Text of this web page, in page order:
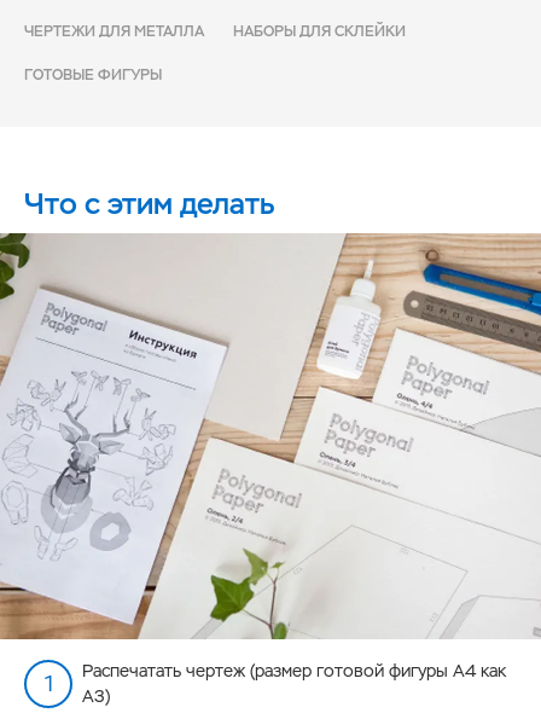
ЧЕРТЕЖИ ДЛЯ МЕТАЛЛА НАБОРЫ ДЛЯ СКЛЕЙКИ
ГОТОВЫЕ ФИГУРЫ
Что с этим делать
Распечатать чертеж (размер готовой фигуры А4 как
А3)